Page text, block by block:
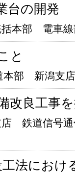
台の開発
括本部 電車
と
本部 新潟
改良工事
店 鉄道信
法におけ